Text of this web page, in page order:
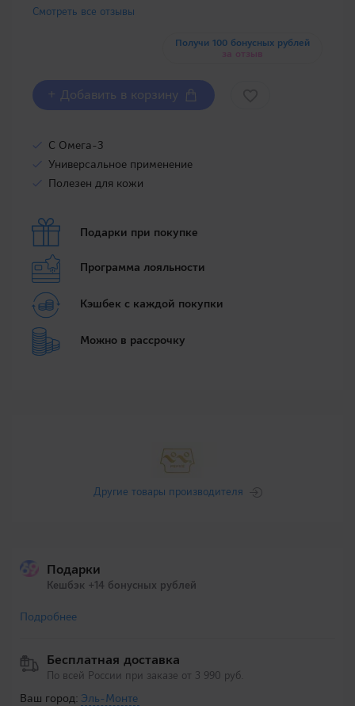
Смотреть все отзывы
Получи 100 бонусных рублей
за отзыв
+ Добавить в корзину
С Омега-3
Универсальное применение
Полезен для кожи
Подарки при покупке
Программа лояльности
Кэшбек с каждой покупки
Можно в рассрочку
Другие товары производителя
Подарки
Кешбэк +14 бонусных рублей
Подробнее
Бесплатная доставка
По всей России при заказе от 3 990 руб.
Ваш город: Эль-Монте